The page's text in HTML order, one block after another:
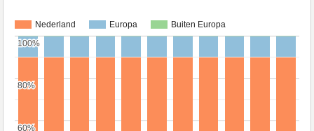
Nederland Europa Buiten Europa
60%
60%
80%
80%
100%
100%